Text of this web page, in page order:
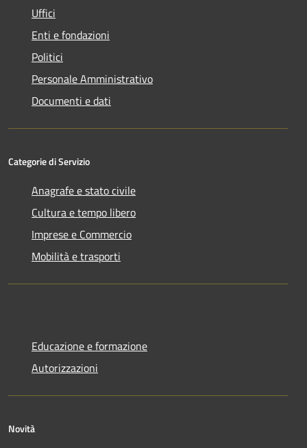
Uffici
Enti e fondazioni
Politici
Personale Amministrativo
Documenti e dati
Categorie di Servizio
Anagrafe e stato civile
Cultura e tempo libero
Imprese e Commercio
Mobilità e trasporti
Educazione e formazione
Autorizzazioni
Novità